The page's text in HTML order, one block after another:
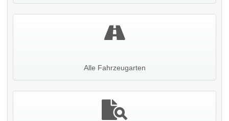
Alle Fahrzeugarten